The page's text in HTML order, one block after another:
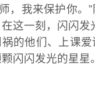
，我来保护你。
这一刻，闪闪发
的他们、上课
闪闪发光的星星。